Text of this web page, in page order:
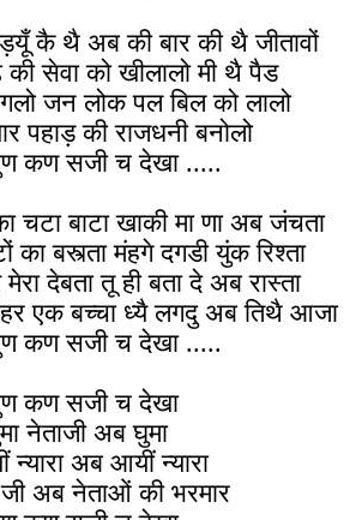
कै थै अब की बार की थै जीतावों
की सेवा को खीलालो मी थै पैड
जन लोक पल बिल को लालो
पहाड़ की राजधनी बनोलो
कण सजी च देखा .....
चटा बाटा खाकी मा णा अब जंचता
का बस्त्ता मंहगे दगडी युंक रिश्ता
देबता तू ही बता दे अब रास्ता
एक बच्चा ध्यै लगदु अब तिथै आजा
कण सजी च देखा .....
कण सजी च देखा
नेताजी अब घुमा
अब आयीं न्यारा
अब नेताओं की भरमार